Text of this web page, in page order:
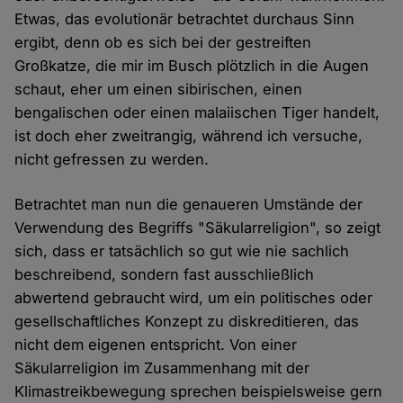
Etwas, das evolutionär betrachtet durchaus Sinn
ergibt, denn ob es sich bei der gestreiften
Großkatze, die mir im Busch plötzlich in die Augen
schaut, eher um einen sibirischen, einen
bengalischen oder einen malaiischen Tiger handelt,
ist doch eher zweitrangig, während ich versuche,
nicht gefressen zu werden.
Betrachtet man nun die genaueren Umstände der
Verwendung des Begriffs "Säkularreligion", so zeigt
sich, dass er tatsächlich so gut wie nie sachlich
beschreibend, sondern fast ausschließlich
abwertend gebraucht wird, um ein politisches oder
gesellschaftliches Konzept zu diskreditieren, das
nicht dem eigenen entspricht. Von einer
Säkularreligion im Zusammenhang mit der
Klimastreikbewegung sprechen beispielsweise gern